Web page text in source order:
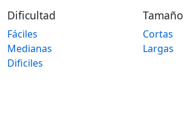
Dificultad
Fáciles
Medianas
Dificiles
Tamaño
Cortas
Largas